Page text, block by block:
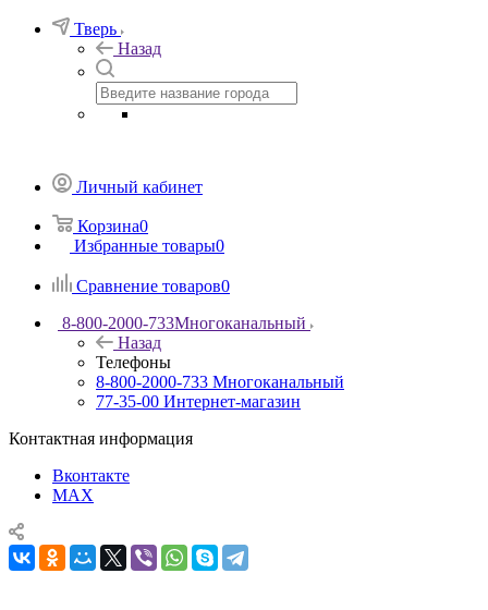
Тверь
Назад
Личный кабинет
Корзина0
Избранные товары0
Сравнение товаров0
8-800-2000-733Многоканальный
Назад
Телефоны
8-800-2000-733 Многоканальный
77-35-00 Интернет-магазин
Контактная информация
Вконтакте
MAX